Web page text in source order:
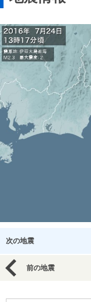
次の地震
前の地震